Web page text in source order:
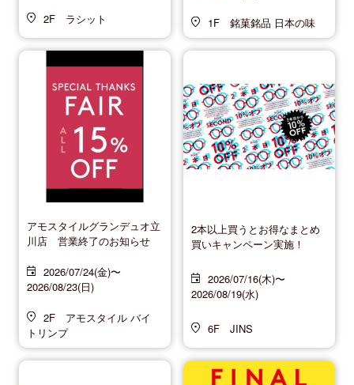
2F ラシット 1F 銘菓銘品 日本の味
アモスタイルグランデュオ立
川店 営業終了のお知らせ
2026/07/24(金)〜
2026/08/23(日)
2F アモスタイル バイ
トリンプ
2本以上買うとお得なまとめ
買いキャンペーン実施！
2026/07/16(木)〜
2026/08/19(水)
6F JINS